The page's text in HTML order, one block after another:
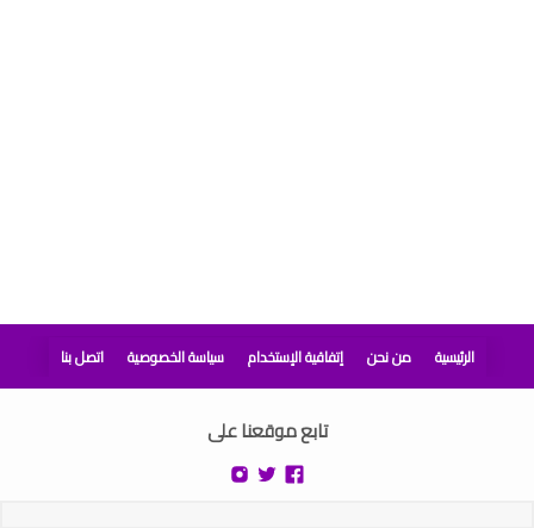
الرئيسية من نحن إتفاقية الإستخدام سياسة الخصوصية اتصل بنا
تابع موقعنا على